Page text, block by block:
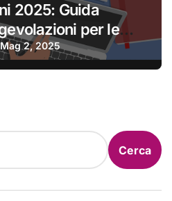
2025: Guida
per le
Mag 2, 2025
Cerca